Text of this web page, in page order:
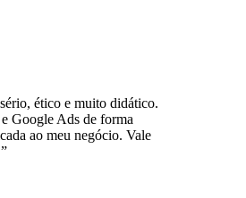
ético e muito didático.
Google Ads de forma
ao meu negócio. Vale
”